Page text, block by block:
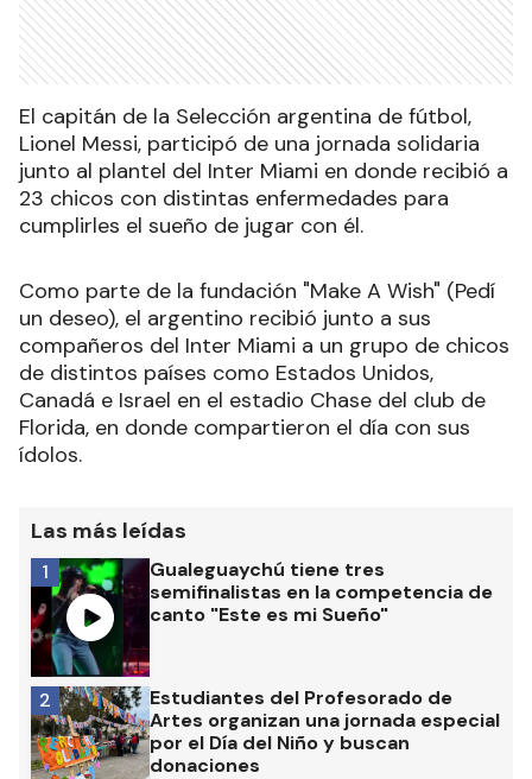
El capitán de la Selección argentina de fútbol,
Lionel Messi, participó de una jornada solidaria
junto al plantel del Inter Miami en donde recibió a
23 chicos con distintas enfermedades para
cumplirles el sueño de jugar con él.
Como parte de la fundación "Make A Wish" (Pedí
un deseo), el argentino recibió junto a sus
compañeros del Inter Miami a un grupo de chicos
de distintos países como Estados Unidos,
Canadá e Israel en el estadio Chase del club de
Florida, en donde compartieron el día con sus
ídolos.
Las más leídas
Gualeguaychú tiene tres
semifinalistas en la competencia de
canto "Este es mi Sueño"
1
Estudiantes del Profesorado de
Artes organizan una jornada especial
por el Día del Niño y buscan
donaciones
2